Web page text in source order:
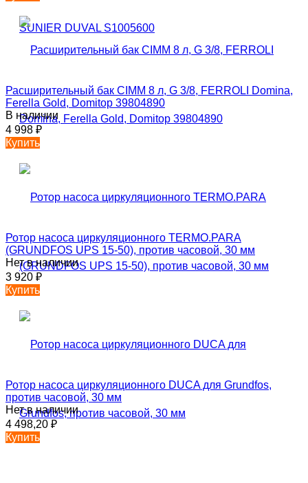
Расширительный бак CIMM 8 л, G 3/8, FERROLI Domina,
Ferella Gold, Domitop 39804890
В наличии
4 998 ₽
Купить
Ротор насоса циркуляционного TERMO.PARA
(GRUNDFOS UPS 15-50), против часовой, 30 мм
Нет в наличии
3 920 ₽
Купить
Ротор насоса циркуляционного DUCA для Grundfos,
против часовой, 30 мм
Нет в наличии
4 498,20 ₽
Купить